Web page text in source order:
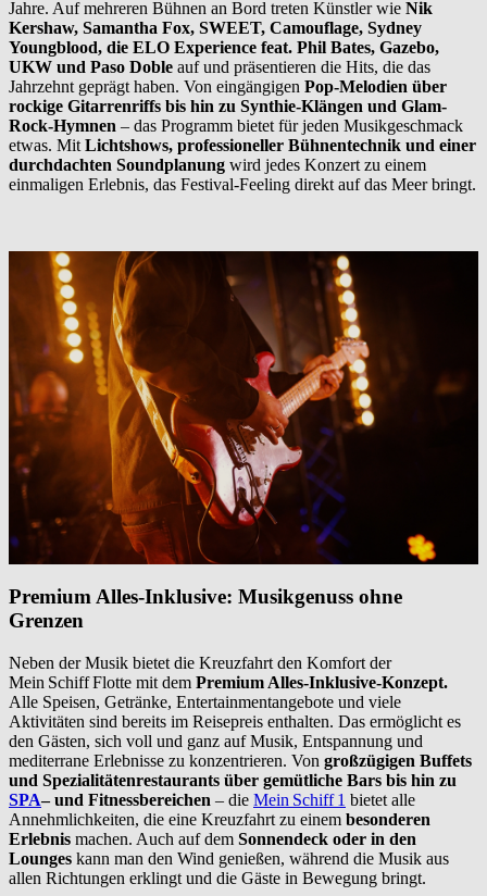
Jahre. Auf mehreren Bühnen an Bord treten Künstler wie Nik
Kershaw, Samantha Fox, SWEET, Camouflage, Sydney
Youngblood, die ELO Experience feat. Phil Bates, Gazebo,
UKW und Paso Doble auf und präsentieren die Hits, die das
Jahrzehnt geprägt haben. Von eingängigen Pop-Melodien über
rockige Gitarrenriffs bis hin zu Synthie-Klängen und Glam-
Rock-Hymnen – das Programm bietet für jeden Musikgeschmack
etwas. Mit Lichtshows, professioneller Bühnentechnik und einer
durchdachten Soundplanung wird jedes Konzert zu einem
einmaligen Erlebnis, das Festival-Feeling direkt auf das Meer bringt.
Premium Alles-Inklusive: Musikgenuss ohne
Grenzen
Neben der Musik bietet die Kreuzfahrt den Komfort der
Mein Schiff Flotte mit dem Premium Alles-Inklusive-Konzept.
Alle Speisen, Getränke, Entertainmentangebote und viele
Aktivitäten sind bereits im Reisepreis enthalten. Das ermöglicht es
den Gästen, sich voll und ganz auf Musik, Entspannung und
mediterrane Erlebnisse zu konzentrieren. Von großzügigen Buffets
und Spezialitätenrestaurants über gemütliche Bars bis hin zu
SPA– und Fitnessbereichen – die Mein Schiff 1 bietet alle
Annehmlichkeiten, die eine Kreuzfahrt zu einem besonderen
Erlebnis machen. Auch auf dem Sonnendeck oder in den
Lounges kann man den Wind genießen, während die Musik aus
allen Richtungen erklingt und die Gäste in Bewegung bringt.